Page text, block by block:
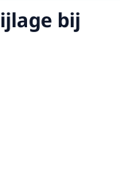
bij